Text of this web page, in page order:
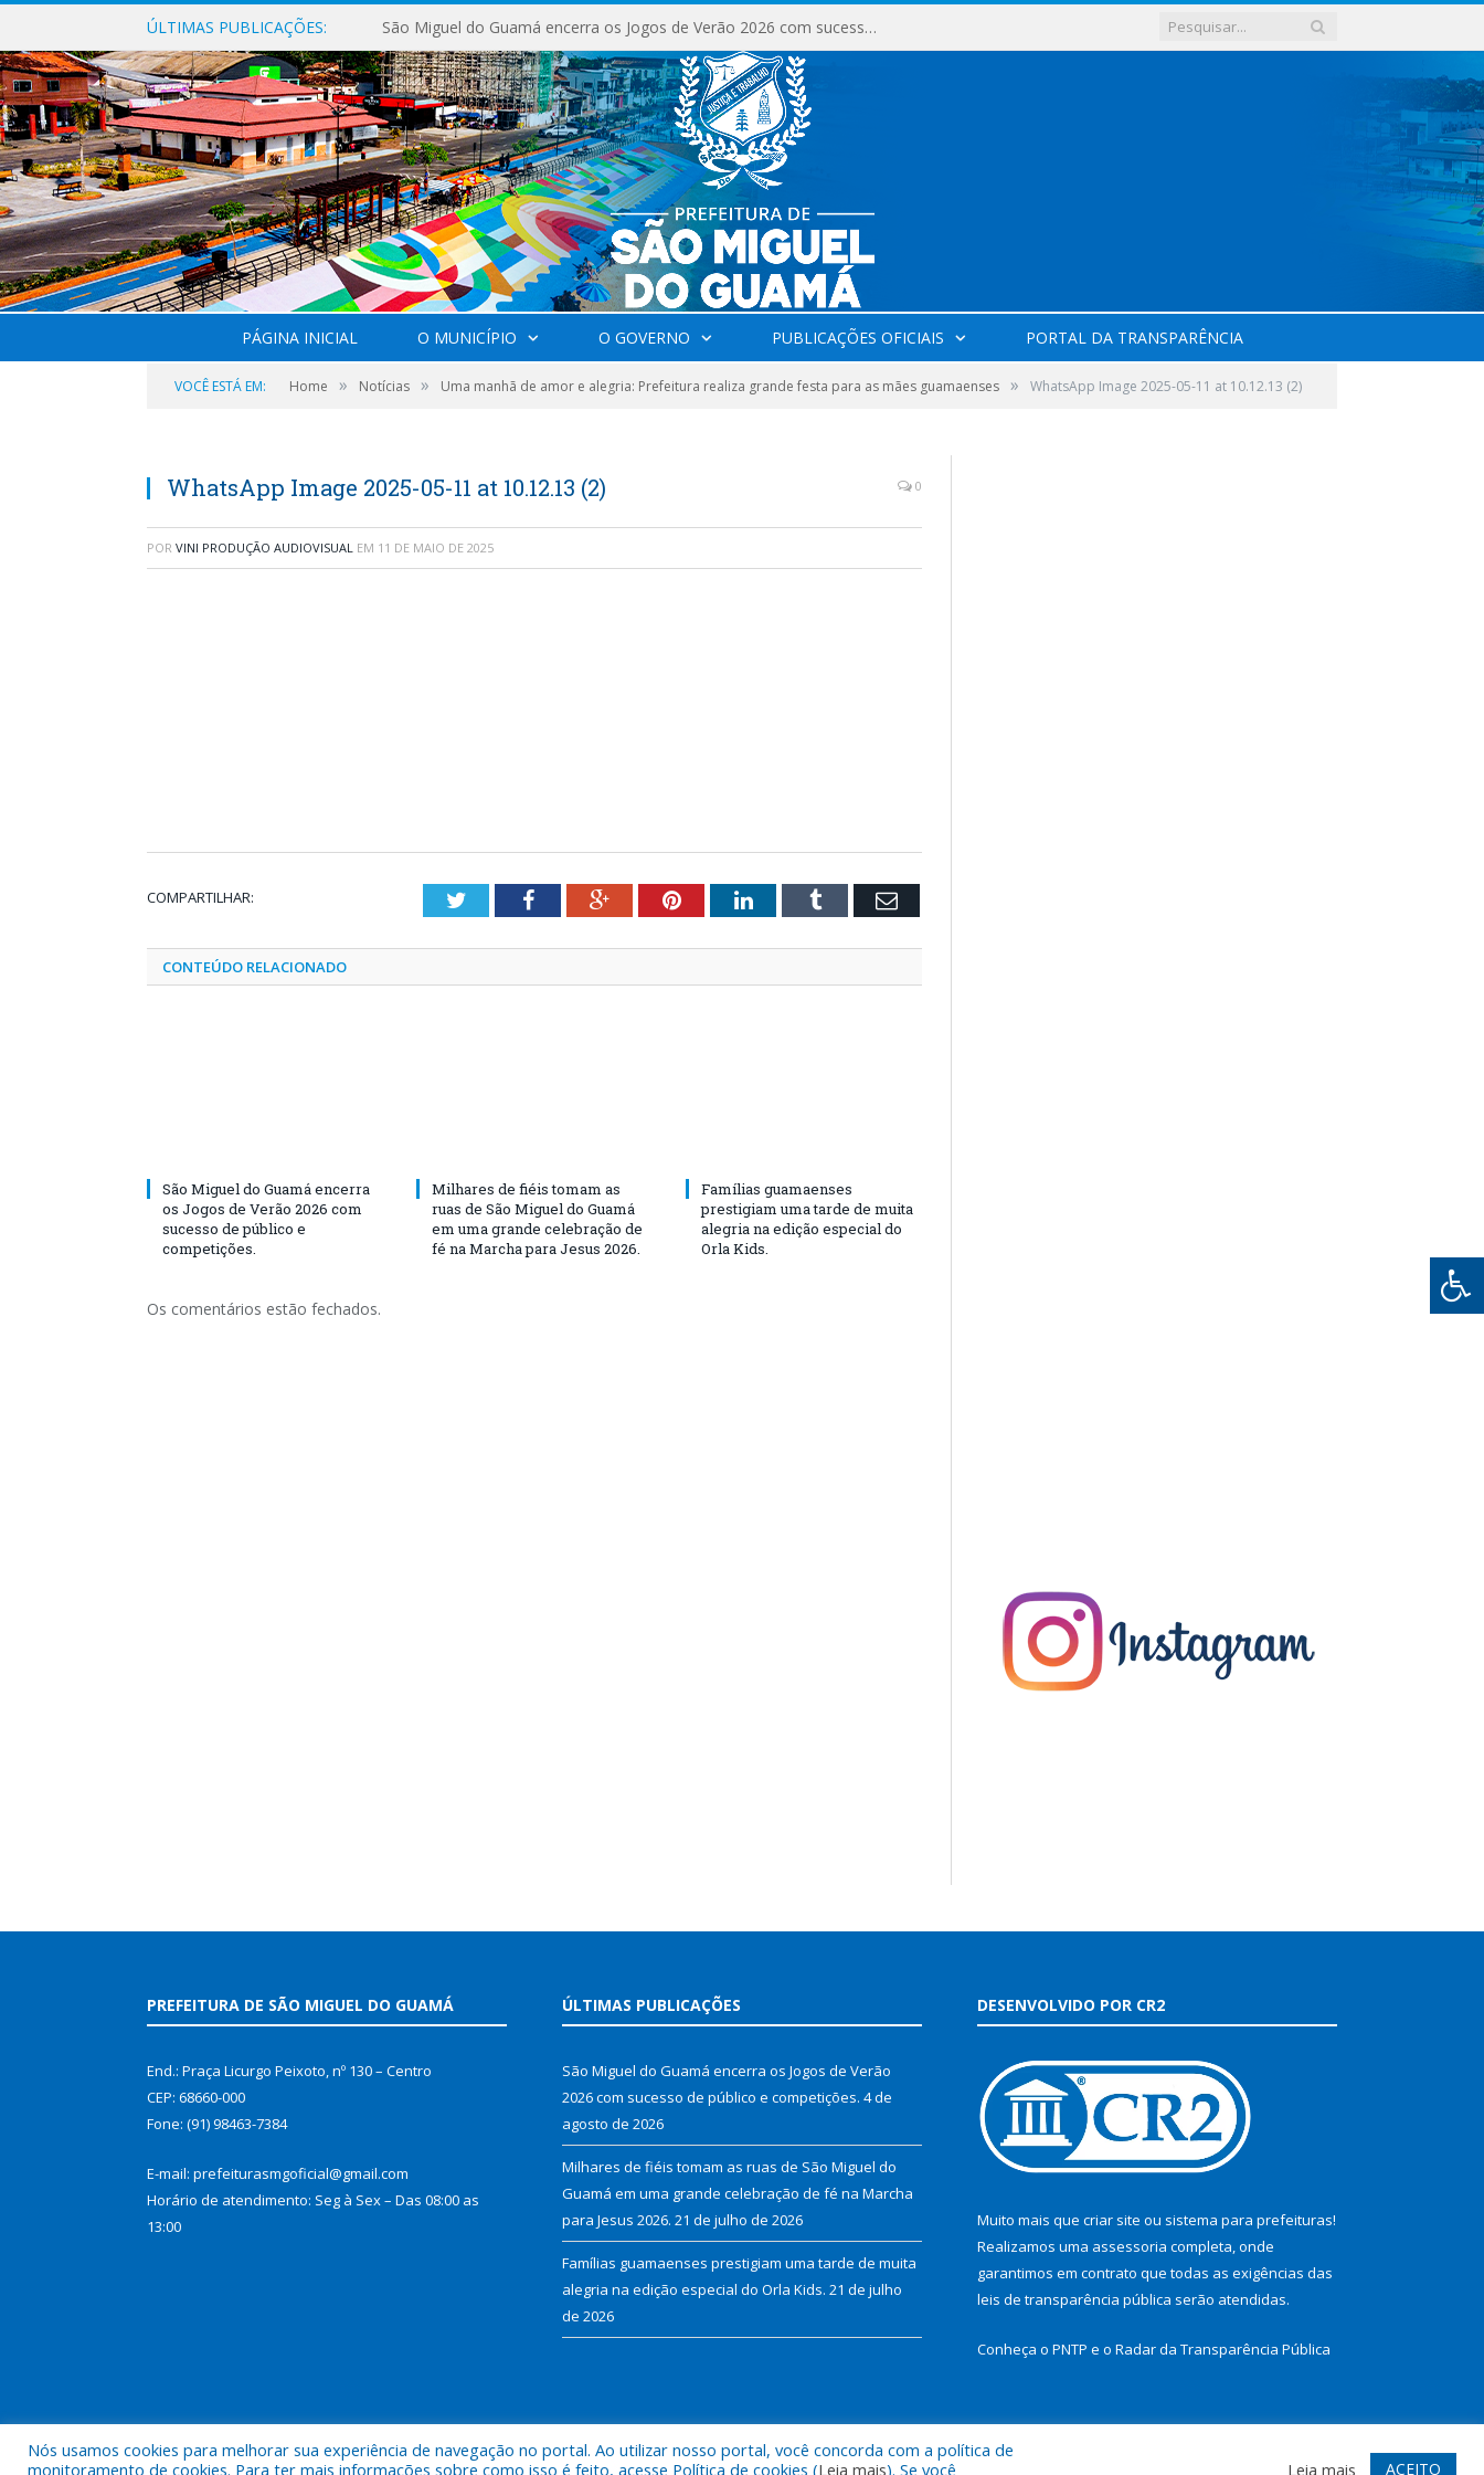
ÚLTIMAS PUBLICAÇÕES: São Miguel do Guamá encerra os Jogos de Verão 2026 com sucesso de público e competições.
PÁGINA INICIAL O MUNICÍPIO O GOVERNO PUBLICAÇÕES OFICIAIS PORTAL DA TRANSPARÊNCIA
VOCÊ ESTÁ EM: Home » Notícias » Uma manhã de amor e alegria: Prefeitura realiza grande festa para as mães guamaenses » WhatsApp Image 2025-05-11 at 10.12.13 (2)
WhatsApp Image 2025-05-11 at 10.12.13 (2) 0
POR VINI PRODUÇÃO AUDIOVISUAL EM 11 DE MAIO DE 2025
COMPARTILHAR: TwitterFacebookGoogle+PinterestLinkedInTumblr Email
CONTEÚDO RELACIONADO
São Miguel do Guamá encerra
os Jogos de Verão 2026 com
sucesso de público e
competições.
Milhares de fiéis tomam as
ruas de São Miguel do Guamá
em uma grande celebração de
fé na Marcha para Jesus 2026.
Famílias guamaenses
prestigiam uma tarde de muita
alegria na edição especial do
Orla Kids.
Os comentários estão fechados.
PREFEITURA DE SÃO MIGUEL DO GUAMÁ
End.: Praça Licurgo Peixoto, nº 130 – Centro
CEP: 68660-000
Fone: (91) 98463-7384
E-mail: prefeiturasmgoficial@gmail.com
Horário de atendimento: Seg à Sex – Das 08:00 as
13:00
ÚLTIMAS PUBLICAÇÕES
São Miguel do Guamá encerra os Jogos de Verão
2026 com sucesso de público e competições. 4 de
agosto de 2026
Milhares de fiéis tomam as ruas de São Miguel do
Guamá em uma grande celebração de fé na Marcha
para Jesus 2026. 21 de julho de 2026
Famílias guamaenses prestigiam uma tarde de muita
alegria na edição especial do Orla Kids. 21 de julho
de 2026
DESENVOLVIDO POR CR2
Muito mais que criar site ou sistema para prefeituras!
Realizamos uma assessoria completa, onde
garantimos em contrato que todas as exigências das
leis de transparência pública serão atendidas.
Conheça o PNTP e o Radar da Transparência Pública
Todos os direitos reservados a Prefeitura Municipal de São Miguel do Guamá. Mapa do Site Acessar Webmail
Nós usamos cookies para melhorar sua experiência de navegação no portal. Ao utilizar nosso portal, você concorda com a política de
monitoramento de cookies. Para ter mais informações sobre como isso é feito, acesse Política de cookies (Leia mais). Se você Leia mais ACEITO